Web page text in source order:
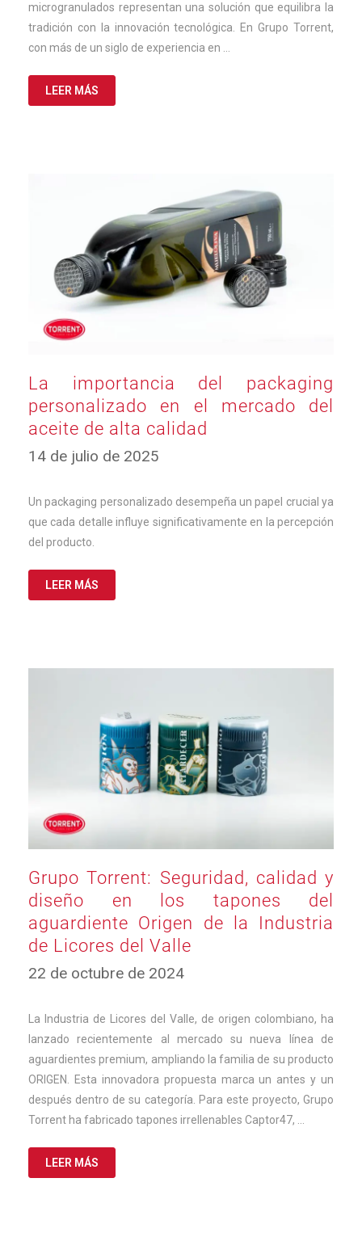
microgranulados representan una solución que equilibra la
tradición con la innovación tecnológica. En Grupo Torrent,
con más de un siglo de experiencia en …
LEER MÁS
La importancia del packaging
personalizado en el mercado del
aceite de alta calidad
14 de julio de 2025
de
2025
Un packaging personalizado desempeña un papel crucial ya
que cada detalle influye significativamente en la percepción
del producto.
LEER MÁS
Grupo Torrent: Seguridad, calidad y
diseño en los tapones del
aguardiente Origen de la Industria
de Licores del Valle
22 de octubre de 2024
de
La Industria de Licores del Valle, de origen colombiano, ha
lanzado recientemente al mercado su nueva línea de
aguardientes premium, ampliando la familia de su producto
ORIGEN. Esta innovadora propuesta marca un antes y un
después dentro de su categoría. Para este proyecto, Grupo
Torrent ha fabricado tapones irrellenables Captor47, …
LEER MÁS